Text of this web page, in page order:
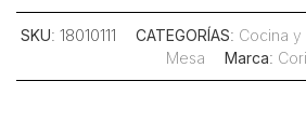
SKU: 18010111 CATEGORÍAS: Cocina
Mesa
Marca: